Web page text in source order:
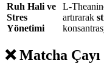
Ruh Hali ve
Stres
Yönetimi
L-
artırarak
❌ Matcha